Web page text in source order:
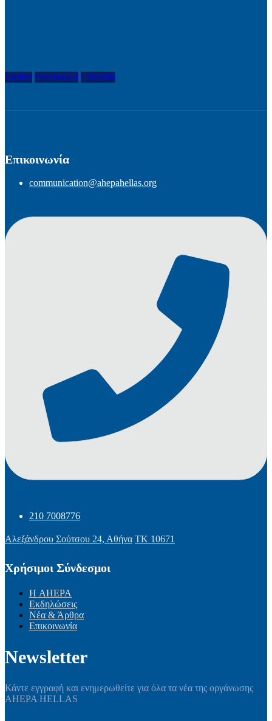
Twitter Facebook-f Linkedin
Επικοινωνία
communication@ahepahellas.org
210 7008776
Αλεξάνδρου Σούτσου 24, Αθήνα ΤΚ 10671
Χρήσιμοι Σύνδεσμοι
Η AHEPA
Εκδηλώσεις
Νέα & Άρθρα
Επικοινωνία
Newsletter
Κάντε εγγραφή και ενημερωθείτε για όλα τα νέα της οργάνωσης
AHEPA HELLAS